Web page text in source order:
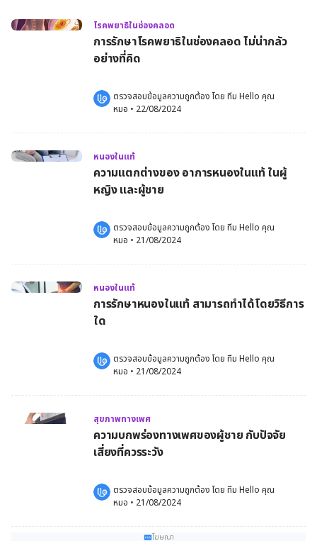
โรคพยาธิในช่องคลอด
การรักษาโรคพยาธิในช่องคลอด ไม่น่ากลัว
อย่างที่คิด
ตรวจสอบข้อมูลความถูกต้อง โดย ทีม Hello คุณ
หมอ • 22/08/2024
หนองในแท้
ความแตกต่างของ อาการหนองในแท้ ในผู้
หญิง และผู้ชาย
ตรวจสอบข้อมูลความถูกต้อง โดย ทีม Hello คุณ
หมอ • 21/08/2024
หนองในแท้
การรักษาหนองในแท้ สามารถทำได้โดยวิธีการ
ใด
ตรวจสอบข้อมูลความถูกต้อง โดย ทีม Hello คุณ
หมอ • 21/08/2024
สุขภาพทางเพศ
ความบกพร่องทางเพศของผู้ชาย กับปัจจัย
เสี่ยงที่ควรระวัง
ตรวจสอบข้อมูลความถูกต้อง โดย ทีม Hello คุณ
หมอ • 21/08/2024
โฆษณา